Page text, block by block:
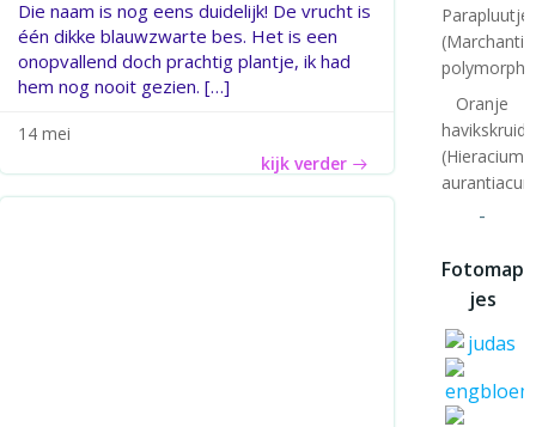
Die naam is nog eens duidelijk! De vrucht is
één dikke blauwzwarte bes. Het is een
onopvallend doch prachtig plantje, ik had
hem nog nooit gezien. […]
14 mei
kijk verder
(Marchantia
Oranje
havikskruid
(Hieracium
-
Fotomap
jes